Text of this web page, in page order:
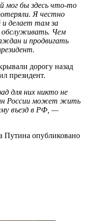
мог бы здесь что-то
Я честно
делает там за
обслуживать. Чем
и продвигать
дорогу назад
президент.
для них никто не
России может жить
въезд в РФ, —
Путина опубликовано